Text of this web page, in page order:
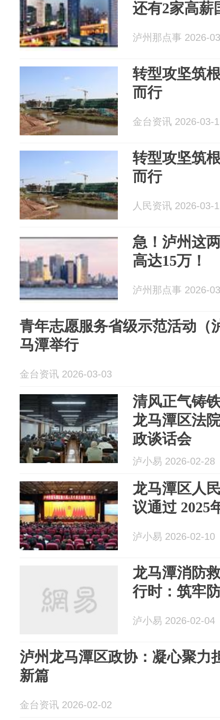
还有2家高薪
泸州那点事 2026-
转型攻坚筑
而行
金台资讯 2026-03-
转型攻坚筑
而行
人民资讯 2026-03-
急！泸州这
高达15万！
泸州那点事 2026-
青年志愿服务省级示范活动（
马潭举行
金台资讯 2026-03-03
清风正气铸
龙马潭区法
政谈话会
泸小易 2026-02-28
龙马潭区人
议通过 2025
泸小易 2026-02-10
龙马潭消防
行时：筑牢
泸小易 2026-02-04
泸州龙马潭区政协：凝心聚力
新篇
金台资讯 2026-02-02